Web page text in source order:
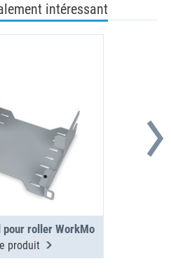
intéressant
pour roller WorkMo
produit